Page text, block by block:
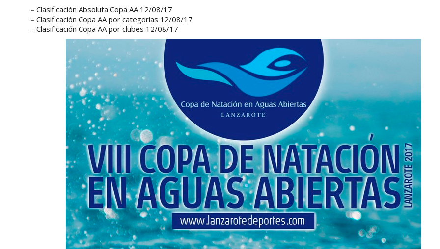
– Clasificación Absoluta Copa AA 12/08/17
– Clasificación Copa AA por categorías 12/08/17
– Clasificación Copa AA por clubes 12/08/17